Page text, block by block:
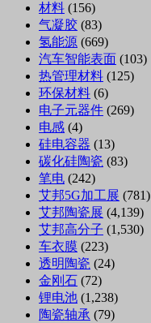
材料 (156)
气凝胶 (83)
氢能源 (669)
汽车智能表面 (103)
热管理材料 (125)
环保材料 (6)
电子元器件 (269)
电感 (4)
硅电容器 (13)
碳化硅陶瓷 (83)
笔电 (242)
艾邦5G加工展 (781)
艾邦陶瓷展 (4,139)
艾邦高分子 (1,530)
车衣膜 (223)
透明陶瓷 (24)
金刚石 (72)
锂电池 (1,238)
陶瓷轴承 (79)